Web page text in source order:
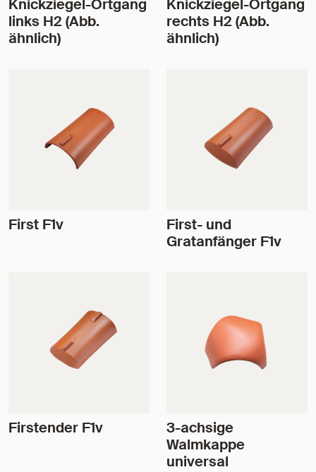
Knickziegel-Ortgang
links H2 (Abb.
ähnlich)
Knickziegel-Ortgang
rechts H2 (Abb.
ähnlich)
First F1v
First- und
Gratanfänger F1v
Firstender F1v
3-achsige
Walmkappe
universal